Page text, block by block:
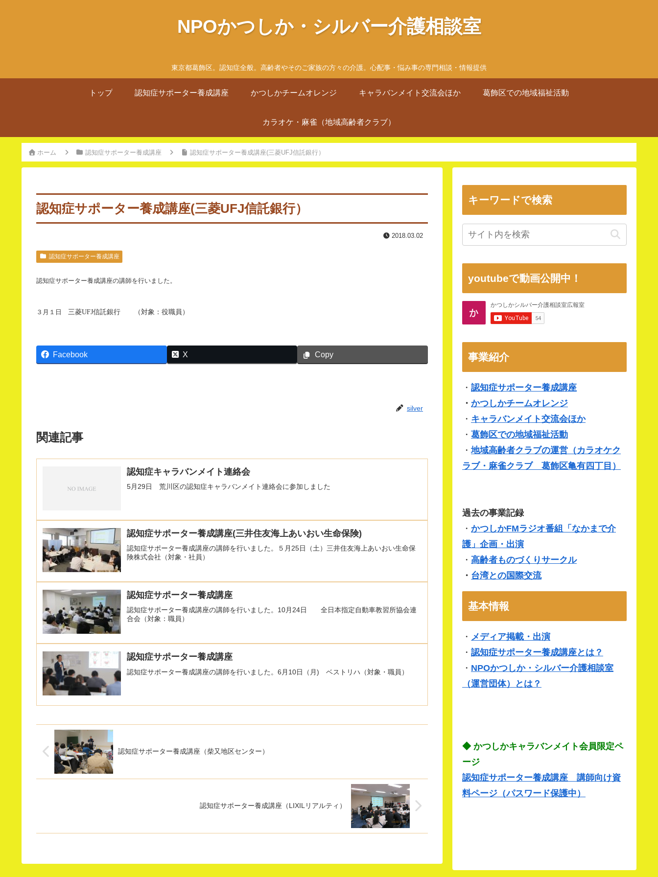
NPOかつしか・シルバー介護相談室
東京都葛飾区。認知症全般。高齢者やそのご家族の方々の介護。心配事・悩み事の専門相談・情報提供
トップ 認知症サポーター養成講座 かつしかチームオレンジ キャラバンメイト交流会ほか 葛飾区での地域福祉活動
カラオケ・麻雀（地域高齢者クラブ）
ホーム 認知症サポーター養成講座 認知症サポーター養成講座(三菱UFJ信託銀行）
認知症サポーター養成講座(三菱UFJ信託銀行）
2018.03.02
認知症サポーター養成講座
認知症サポーター養成講座の講師を行いました。
３月１日 三菱UFJ信託銀行 （対象：役職員）
Facebook X Copy
silver
関連記事
認知症キャラバンメイト連絡会
5月29日 荒川区の認知症キャラバンメイト連絡会に参加しました
認知症サポーター養成講座(三井住友海上あいおい生命保険)
認知症サポーター養成講座の講師を行いました。５月25日（土）三井住友海上あいおい生命保
険株式会社（対象・社員）
認知症サポーター養成講座
認知症サポーター養成講座の講師を行いました。10月24日 全日本指定自動車教習所協会連
合会（対象：職員）
認知症サポーター養成講座
認知症サポーター養成講座の講師を行いました。6月10日（月) ベストリハ（対象・職員）
認知症サポーター養成講座（柴又地区センター）
認知症サポーター養成講座（LIXILリアルティ）
キーワードで検索
youtubeで動画公開中！
事業紹介
・ 認知症サポーター養成講座
・ かつしかチームオレンジ
・ キャラバンメイト交流会ほか
・ 葛飾区での地域福祉活動
・地域高齢者クラブの運営（ カラオケク
ラブ・麻雀クラブ 葛飾区亀有四丁目 ）
過去の事業記録
・ かつしかFMラジオ番組「なかまで介
護」企画・出演
・ 高齢者ものづくりサークル
・ 台湾との国際交流
基本情報
・ メディア掲載・出演
・ 認知症サポーター養成講座とは？
・ NPOかつしか・シルバー介護相談室
（運営団体）とは？
◆ かつしかキャラバンメイト会員限定ペ
ージ
認知症サポーター養成講座 講師向け資
料ページ（パスワード保護中）